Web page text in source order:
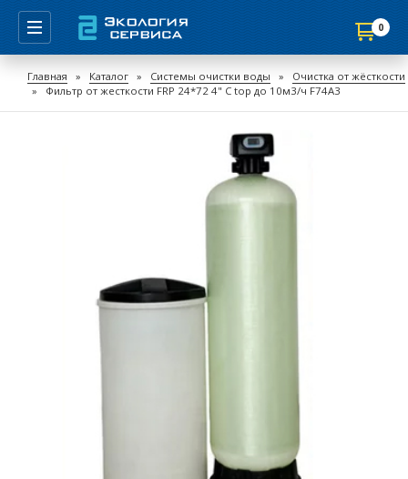
0
Главная » Каталог » Системы очистки воды »
Очистка от жёсткости
»
Фильтр от жесткости FRP 24*72 4" С top до 10м3/ч F74A3